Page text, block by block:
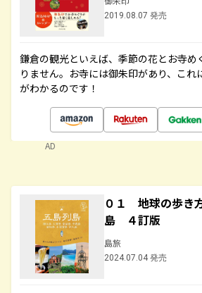
2019.08.07 発売
鎌倉の観光といえば、季節の花とお寺め
りません。お寺には御朱印があり、これ
がわかるのです！
AD
０１ 地球の歩
島 ４訂版
島旅
2024.07.04 発売